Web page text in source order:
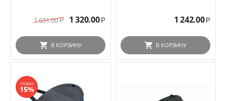
1 651.00 Р 1 320.00 Р
В КОРЗИНУ
1 242.00 Р
В КОРЗИНУ
СКИДКА
15%